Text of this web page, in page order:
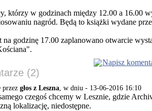
którzy w godzinach między 12.00 a 16.00
nagród. Będą to książki wydane
na godzinę 17.00 zaplanowano otwarcie
Napisz
(2)
przez głos z Leszna, w dniu - 13-06-2016 16:10
czegoś chcemy w Lesznie, gdzie
lokalizację, niedostępne.